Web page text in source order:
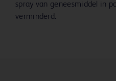
spray van geneesmiddel in
verminderd.